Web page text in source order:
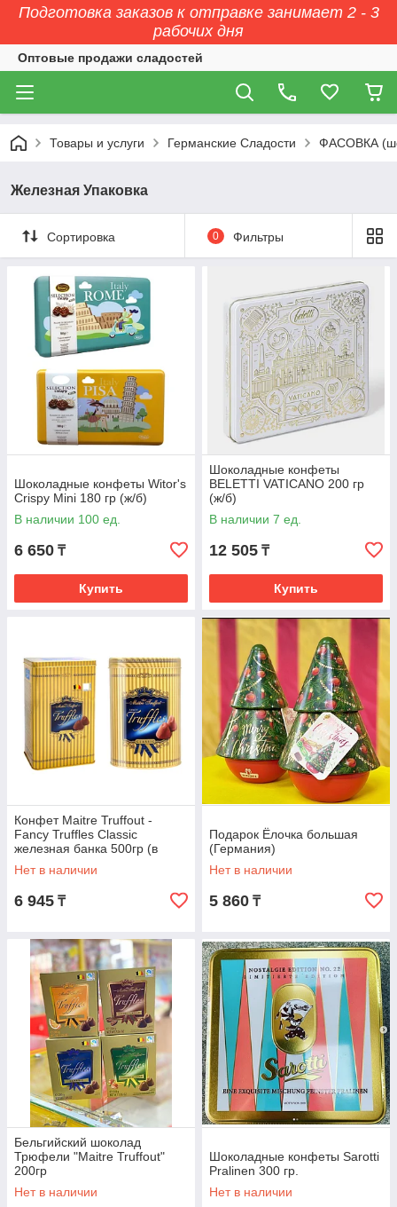
Подготовка заказов к отправке занимает 2 - 3
рабочих дня
Оптовые продажи сладостей
Товары и услуги Германские Сладости ФАСОВКА
Железная Упаковка
Сортировка 0 Фильтры
Шоколадные конфеты Witor's
Crispy Mini 180 гр (ж/б)
В наличии 100 ед.
6 650 ₸
Купить
Шоколадные конфеты
BELETTI VATICANO 200 гр
(ж/б)
В наличии 7 ед.
12 505 ₸
Купить
Конфет Maitre Truffout -
Fancy Truffles Classic
железная банка 500гр (в
ассортименте)
Нет в наличии
6 945 ₸
Подарок Ёлочка большая
(Германия)
Нет в наличии
5 860 ₸
Бельгийский шоколад
Трюфели "Maitre Truffout"
200гр
Нет в наличии
Шоколадные конфеты Sarotti
Pralinen 300 гр.
Нет в наличии